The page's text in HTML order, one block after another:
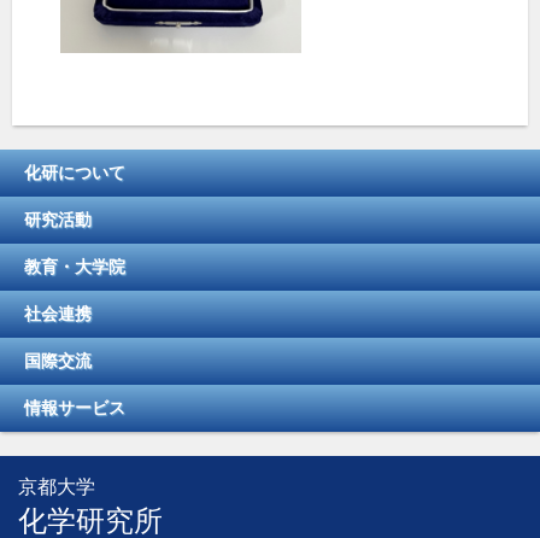
化研について
研究活動
教育・大学院
社会連携
国際交流
情報サービス
京都大学
化学研究所